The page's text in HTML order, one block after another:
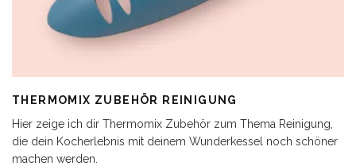
THERMOMIX ZUBEHÖR REINIGUNG
Hier zeige ich dir Thermomix Zubehör zum Thema Reinigung,
die dein Kocherlebnis mit deinem Wunderkessel noch schöner
machen werden.